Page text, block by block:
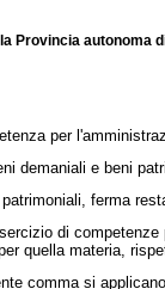
Provincia autonoma
per
e beni
ferma
di competenze
quella materia,
comma si